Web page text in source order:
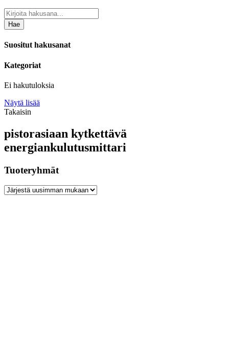
Hae
Suositut hakusanat
Kategoriat
Ei hakutuloksia
Näytä lisää
Takaisin
pistorasiaan kytkettävä
energiankulutusmittari
Tuoteryhmät